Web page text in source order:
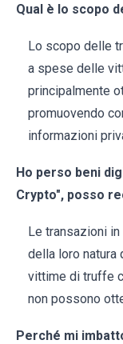
Qual è lo scopo
Lo scopo delle
a spese delle
principalmente
promuovendo
informazioni
Ho perso beni
Crypto", posso
Le transazioni
della loro natura
vittime di truffe
non possono
Perché mi